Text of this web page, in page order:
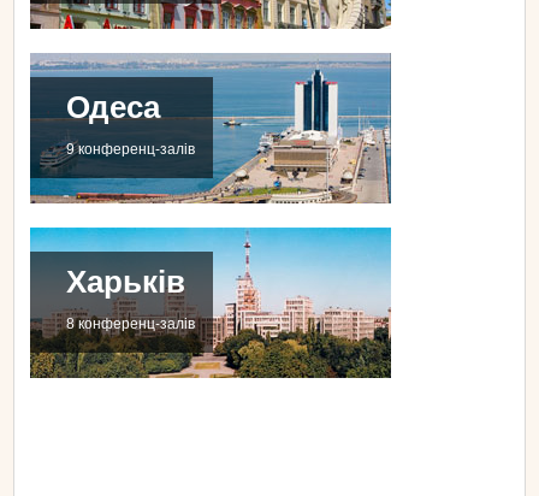
Одеса
9 конференц-залів
Харьків
8 конференц-залів